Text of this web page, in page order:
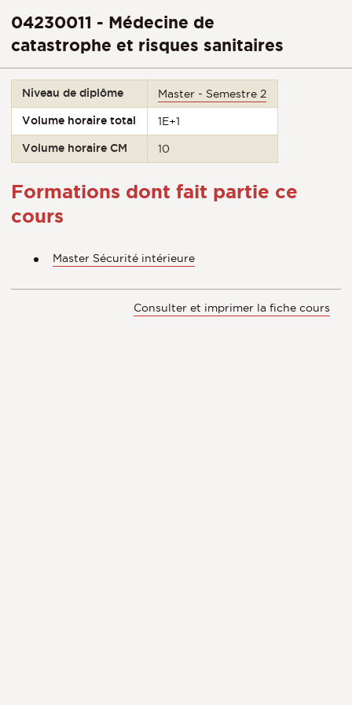
04230011 - Médecine de
catastrophe et risques sanitaires
Niveau de diplôme Master - Semestre 2
Volume horaire total 1E+1
Volume horaire CM 10
Formations dont fait partie ce
cours
Master Sécurité intérieure
Consulter et imprimer la fiche cours